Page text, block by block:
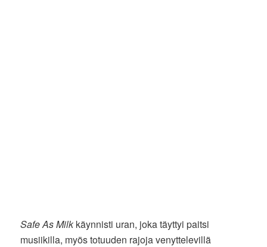
Safe As Milkkäynnisti uran, joka täyttyi paitsi
musiikilla, myös totuuden rajoja venyttelevillä